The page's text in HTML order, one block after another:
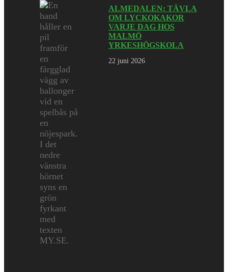
ALMEDALEN: TÄVLA
OM LYCKOKAKOR
VARJE DAG HOS
MALMÖ
YRKESHÖGSKOLA
22 juni 2026